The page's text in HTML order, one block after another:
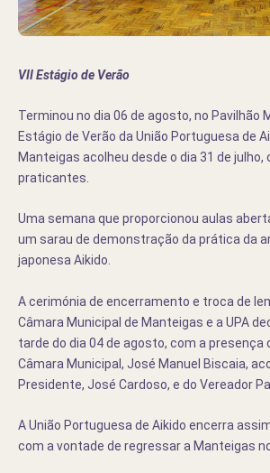
VII Estágio de Verão
Terminou no dia 06 de agosto, no Pavilhão
Estágio de Verão da União Portuguesa de
Manteigas acolheu desde o dia 31 de julho,
praticantes.
Uma semana que proporcionou aulas
um sarau de demonstração da prática da
japonesa Aikido.
A cerimónia de encerramento e troca de
Câmara Municipal de Manteigas e a UPA
tarde do dia 04 de agosto, com a presença
Câmara Municipal, José Manuel Biscaia,
Presidente, José Cardoso, e do Vereador
A União Portuguesa de Aikido encerra
com a vontade de regressar a Manteigas